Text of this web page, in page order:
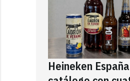
Heineken